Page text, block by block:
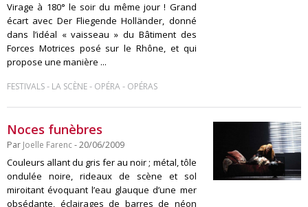
Virage à 180° le soir du même jour ! Grand
écart avec Der Fliegende Holländer, donné
dans l’idéal « vaisseau » du Bâtiment des
Forces Motrices posé sur le Rhône, et qui
propose une manière ...
FESTIVALS- LA SCÈNE- OPÉRA- OPÉRAS
Noces funèbres
Par Joelle Farenc- 20/06/2009
Couleurs allant du gris fer au noir ; métal, tôle
ondulée noire, rideaux de scène et sol
miroitant évoquant l’eau glauque d’une mer
obsédante, éclairages de barres de néon